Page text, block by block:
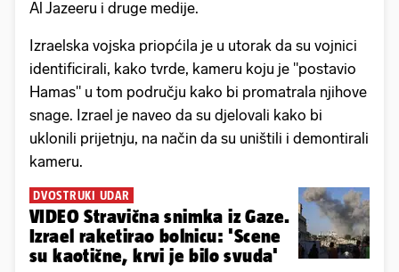
Al Jazeeru i druge medije.
Izraelska vojska priopćila je u utorak da su vojnici
identificirali, kako tvrde, kameru koju je "postavio
Hamas" u tom području kako bi promatrala njihove
snage. Izrael je naveo da su djelovali kako bi
uklonili prijetnju, na način da su uništili i demontirali
kameru.
DVOSTRUKI UDAR
VIDEO Stravična snimka iz Gaze.
Izrael raketirao bolnicu: 'Scene
su kaotične, krvi je bilo svuda'